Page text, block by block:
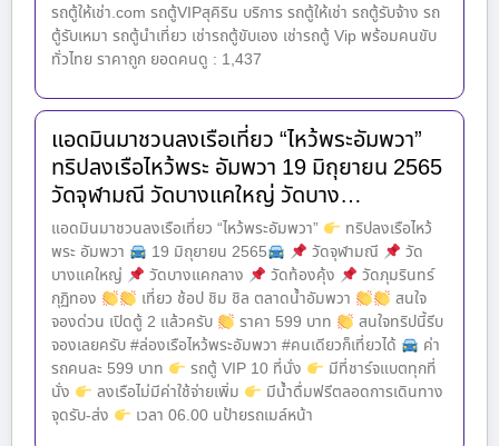
รถตู้ให้เช่า.com รถตู้VIPสุคิริน บริการ รถตู้ให้เช่า รถตู้รับจ้าง รถ
ตู้รับเหมา รถตู้นำเที่ยว เช่ารถตู้ขับเอง เช่ารถตู้ Vip พร้อมคนขับ
ทั่วไทย ราคาถูก ยอดคนดู : 1,437
แอดมินมาชวนลงเรือเที่ยว “ไหว้พระอัมพวา”
ทริปลงเรือไหว้พระ อัมพวา 19 มิถุยายน 2565
วัดจุฬามณี วัดบางแคใหญ่ วัดบาง…
แอดมินมาชวนลงเรือเที่ยว “ไหว้พระอัมพวา”
ทริปลงเรือไหว้
พระ อัมพวา
19 มิถุยายน 2565 วัดจุฬามณี
วัด
บางแคใหญ่
วัดบางแคกลาง วัดท้องคุ้ง
วัดภุมรินทร์
กุฏิทอง
เที่ยว ช้อป ชิม ชิล ตลาดน้ำอัมพวา
สนใจ
จองด่วน เปิดตู้ 2 แล้วครับ
ราคา 599 บาท
สนใจทริปนี้รีบ
จองเลยครับ #ล่องเรือไหว้พระอัมพวา #คนเดียวก็เที่ยวได้
ค่า
รถคนละ 599 บาท
รถตู้ VIP 10 ที่นั่ง
มีที่ชาร์จแบตทุกที่
นั่ง
ลงเรือไม่มีค่าใช้จ่ายเพิ่ม
มีน้ำดื่มฟรีตลอดการเดินทาง
จุดรับ-ส่ง
เวลา 06.00 นป้ายรถเมล์หน้า